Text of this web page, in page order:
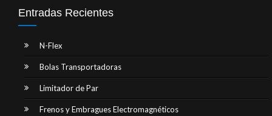
Entradas Recientes
N-Flex
Bolas Transportadoras
Limitador de Par
Frenos y Embragues Electromagnéticos